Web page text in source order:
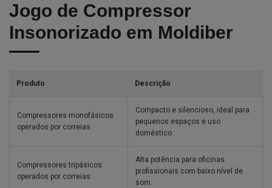
Jogo de Compressor
Insonorizado em Moldiber
Produto Descrição
Compressores monofásicos
operados por correias
Compacto e silencioso, ideal para
pequenos espaços e uso
doméstico.
Compressores tripásicos
operados por correias
Alta potência para oficinas
profissionais com baixo nível de
som.